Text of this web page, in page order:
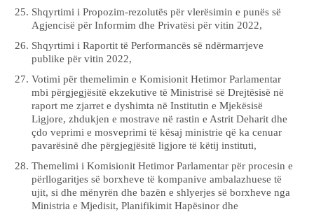
Shqyrtimi i Propozim-rezolutës për vlerësimin e punës së
Agjencisë për Informim dhe Privatësi për vitin 2022,
Shqyrtimi i Raportit të Performancës së ndërmarrjeve
publike për vitin 2022,
Votimi për themelimin e Komisionit Hetimor Parlamentar
mbi përgjegjësitë ekzekutive të Ministrisë së Drejtësisë në
raport me zjarret e dyshimta në Institutin e Mjekësisë
Ligjore, zhdukjen e mostrave në rastin e Astrit Deharit dhe
çdo veprimi e mosveprimi të kësaj ministrie që ka cenuar
pavarësinë dhe përgjegjësitë ligjore të këtij instituti,
Themelimi i Komisionit Hetimor Parlamentar për procesin e
përllogaritjes së borxheve të kompanive ambalazhuese të
ujit, si dhe mënyrën dhe bazën e shlyerjes së borxheve nga
Ministria e Mjedisit, Planifikimit Hapësinor dhe